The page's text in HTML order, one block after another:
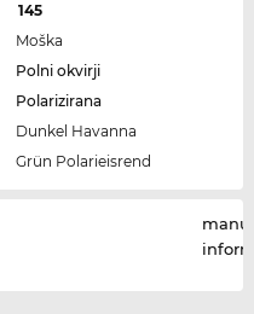
145
Moška
Polni okvirji
Polarizirana
Dunkel Havanna
Grün Polarieisrend